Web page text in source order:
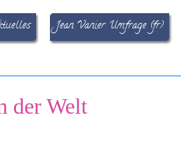
Jean Vanier Umfrage (fr)
der Welt